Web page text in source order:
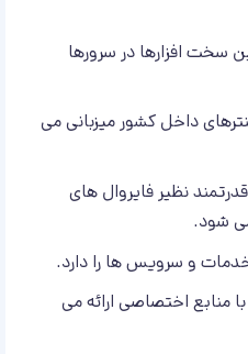
سخت افزارها در سرورها
داخل کشور میزبانی می
نظیر فایروال های
شود.
و سرویس ها را دارد.
اختصاصی ارائه می